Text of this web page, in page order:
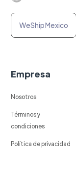
WeShip Mexico
Empresa
Nosotros
Términos y
condiciones
Política de privacidad